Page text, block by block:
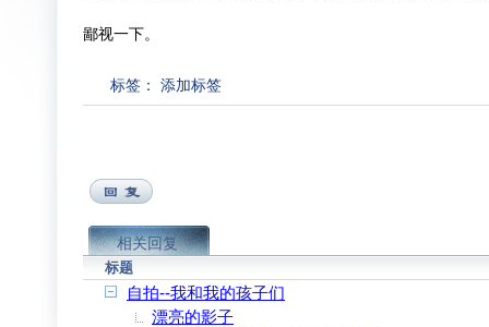
鄙视一下。
标签： 添加标签
相关回复
标题
自拍--我和我的孩子们
漂亮的影子